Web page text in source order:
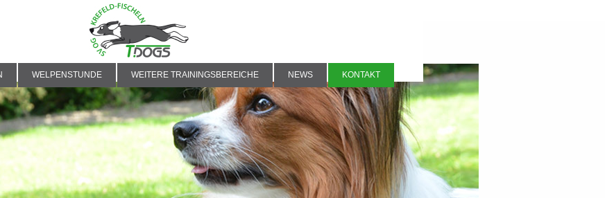
WELPENSTUNDE WEITERE TRAININGSBEREICHE NEWS KONTAKT